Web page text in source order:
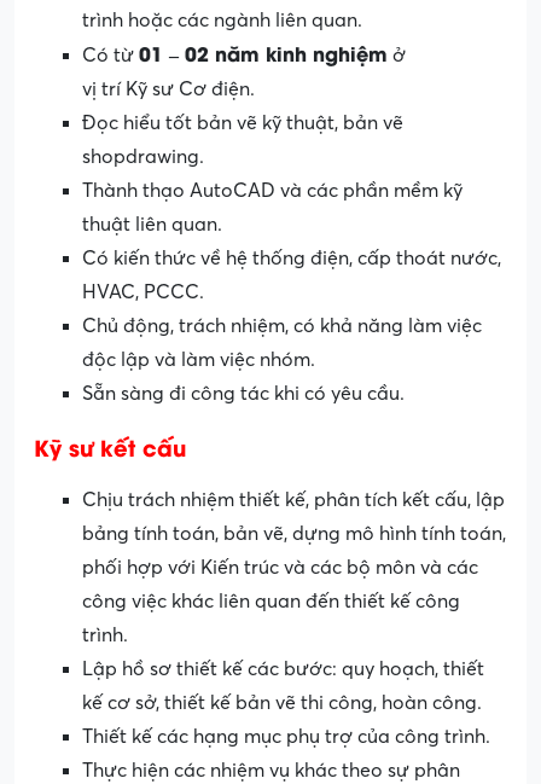
trình hoặc các ngành liên quan.
Có từ 01 – 02 năm kinh nghiệm ở
vị trí Kỹ sư Cơ điện.
Đọc hiểu tốt bản vẽ kỹ thuật, bản vẽ
shopdrawing.
Thành thạo AutoCAD và các phần mềm kỹ
thuật liên quan.
Có kiến thức về hệ thống điện, cấp thoát nước,
HVAC, PCCC.
Chủ động, trách nhiệm, có khả năng làm việc
độc lập và làm việc nhóm.
Sẵn sàng đi công tác khi có yêu cầu.
Kỹ sư kết cấu
Chịu trách nhiệm thiết kế, phân tích kết cấu, lập
bảng tính toán, bản vẽ, dựng mô hình tính toán,
phối hợp với Kiến trúc và các bộ môn và các
công việc khác liên quan đến thiết kế công
trình.
Lập hồ sơ thiết kế các bước: quy hoạch, thiết
kế cơ sở, thiết kế bản vẽ thi công, hoàn công.
Thiết kế các hạng mục phụ trợ của công trình.
Thực hiện các nhiệm vụ khác theo sự phân